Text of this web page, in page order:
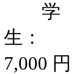
学
7,000 円